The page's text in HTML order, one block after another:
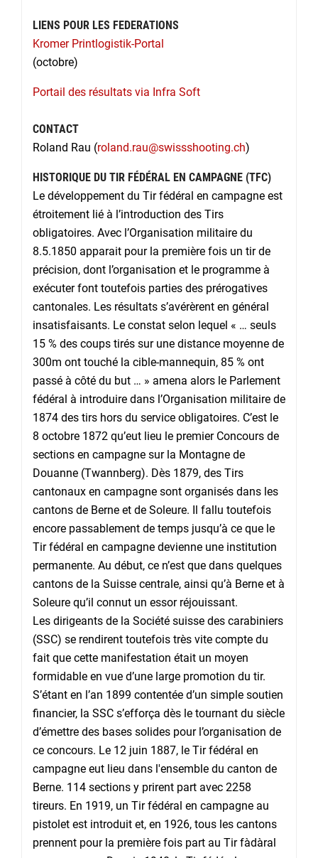
LIENS POUR LES FEDERATIONS
Kromer Printlogistik-Portal
(octobre)
Portail des résultats via Infra Soft
CONTACT
Roland Rau (roland.rau@swissshooting.ch)
HISTORIQUE DU TIR FÉDÉRAL EN CAMPAGNE (TFC)
Le développement du Tir fédéral en campagne est
étroitement lié à l’introduction des Tirs
obligatoires. Avec l’Organisation militaire du
8.5.1850 apparait pour la première fois un tir de
précision, dont l’organisation et le programme à
exécuter font toutefois parties des prérogatives
cantonales. Les résultats s’avérèrent en général
insatisfaisants. Le constat selon lequel « … seuls
15 % des coups tirés sur une distance moyenne de
300m ont touché la cible-mannequin, 85 % ont
passé à côté du but … » amena alors le Parlement
fédéral à introduire dans l’Organisation militaire de
1874 des tirs hors du service obligatoires. C’est le
8 octobre 1872 qu’eut lieu le premier Concours de
sections en campagne sur la Montagne de
Douanne (Twannberg). Dès 1879, des Tirs
cantonaux en campagne sont organisés dans les
cantons de Berne et de Soleure. Il fallu toutefois
encore passablement de temps jusqu’à ce que le
Tir fédéral en campagne devienne une institution
permanente. Au début, ce n’est que dans quelques
cantons de la Suisse centrale, ainsi qu’à Berne et à
Soleure qu’il connut un essor réjouissant.
Les dirigeants de la Société suisse des carabiniers
(SSC) se rendirent toutefois très vite compte du
fait que cette manifestation était un moyen
formidable en vue d’une large promotion du tir.
S’étant en l’an 1899 contentée d’un simple soutien
financier, la SSC s’efforça dès le tournant du siècle
d’émettre des bases solides pour l’organisation de
ce concours. Le 12 juin 1887, le Tir fédéral en
campagne eut lieu dans l'ensemble du canton de
Berne. 114 sections y prirent part avec 2258
tireurs. En 1919, un Tir fédéral en campagne au
pistolet est introduit et, en 1926, tous les cantons
prennent pour la première fois part au Tir fàdàral